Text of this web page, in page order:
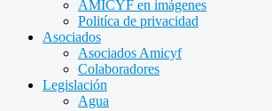
AMICYF en imágenes
Politíca de privacidad
Asociados
Asociados Amicyf
Colaboradores
Legislación
Agua